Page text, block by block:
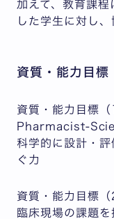
加えて、教育課程
した学生に対し
資質・能力目標
資質・能力目標（
Pharmacist-
科学的に設計・
ぐ力
資質・能力目標（
臨床現場の課題